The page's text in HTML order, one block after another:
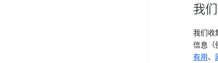
我
我们收
信息（
有用、